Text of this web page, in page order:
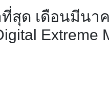
ด เดือนมีนาค
Extreme